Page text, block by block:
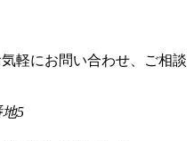
軽にお問い合わせ、ご相談
地5